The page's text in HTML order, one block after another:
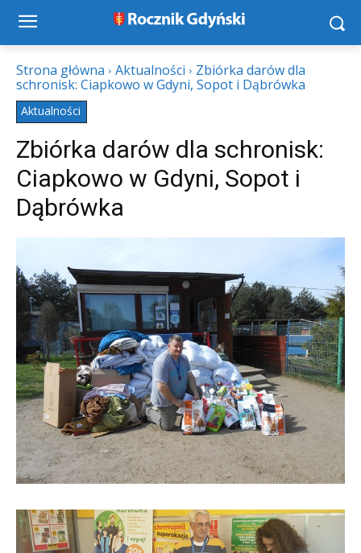
Strona główna Aktualności
Zbiórka darów dla
schronisk: Ciapkowo w Gdyni, Sopot i Dąbrówka
Aktualności
Zbiórka darów dla schronisk:
Ciapkowo w Gdyni, Sopot i
Dąbrówka